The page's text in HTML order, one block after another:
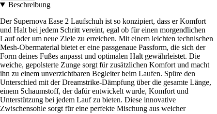
Beschreibung
Der Supernova Ease 2 Laufschuh ist so konzipiert, dass er Komfort
und Halt bei jedem Schritt vereint, egal ob für einen morgendlichen
Lauf oder um neue Ziele zu erreichen. Mit einem leichten technischen
Mesh-Obermaterial bietet er eine passgenaue Passform, die sich der
Form deines Fußes anpasst und optimalen Halt gewährleistet. Die
weiche, gepolsterte Zunge sorgt für zusätzlichen Komfort und macht
ihn zu einem unverzichtbaren Begleiter beim Laufen. Spüre den
Unterschied mit der Dreamstrike-Dämpfung über die gesamte Länge,
einem Schaumstoff, der dafür entwickelt wurde, Komfort und
Unterstützung bei jedem Lauf zu bieten. Diese innovative
Zwischensohle sorgt für eine perfekte Mischung aus weicher